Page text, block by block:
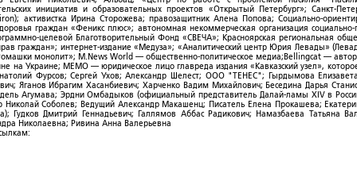
инициатив и образовательных проектов «Открытый Петербург»; Санкт-
активистка Ирина Сторожева; правозащитник Алена Попова; Социально-
граждан «Феникс плюс»; автономная некоммерческая организация
целевой Благотворительный Фонд «СВЕЧА»; Красноярская региональная
граждан»; интернет-издание «Медуза»; «Аналитический центр Юрия Левады»
монолит»; M.News World — общественно-политическое медиа;Bellingcat —
на Украине; МЕМО — юридическое лицо главреда издания «Кавказский узел»,
Фурсов; Сергей Ухов; Александр Шелест; ООО "ТЕНЕС"; Гырдымова
Яганов Ибрагим Хасанбиевич; Харченко Вадим Михайлович; Беседина Дарья
Агумава; Эрдни Омбадыков (официальный представитель Далай-ламы XIV в
Соболев; Ведущий Александр Макашенц; Писатель Елена Прокашева;
Дмитрий Геннадьевич; Галлямов Аббас Радикович; Намазбаева Татьяна
Николаевна; Ривина Анна Валерьевна